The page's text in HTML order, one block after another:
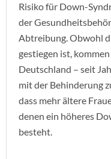
Risiko für Down-
der
Abtreibung. Obwohl
gestiegen ist,
Deutschland – seit
mit der Behinderung
dass mehr ältere
denen ein höheres
besteht.